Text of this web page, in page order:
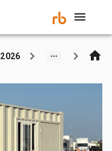
2026 12 ft حاويات تخزين